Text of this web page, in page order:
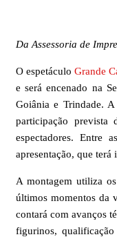
Da Assessoria de
O espetáculoGrande
e será encenado na
Goiânia e Trindade.
participação
espectadores. Entre
apresentação, que
A montagem utiliza
últimos momentos da
contará com avanços
figurinos,